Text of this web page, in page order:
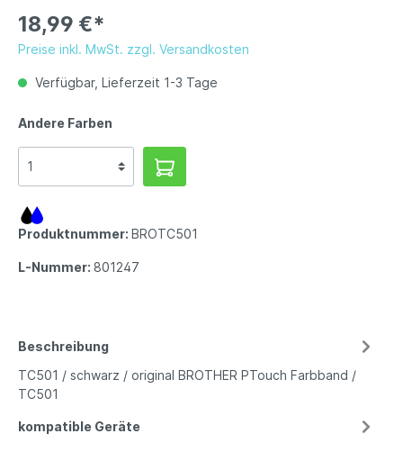
18,99 €*
Preise inkl. MwSt. zzgl. Versandkosten
Verfügbar, Lieferzeit 1-3 Tage
Andere Farben
Produktnummer: BROTC501
L-Nummer: 801247
Beschreibung
TC501 / schwarz / original BROTHER PTouch Farbband /
TC501
kompatible Geräte